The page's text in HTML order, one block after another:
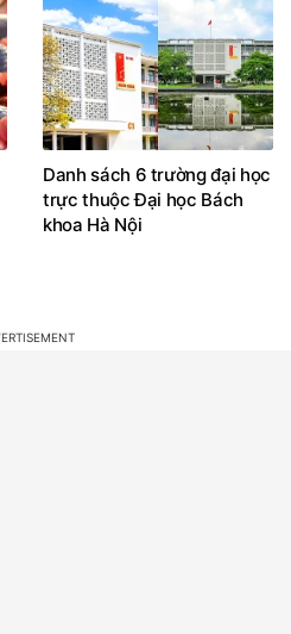
Danh sách 6 trường đại học
trực thuộc Đại học Bách
khoa Hà Nội